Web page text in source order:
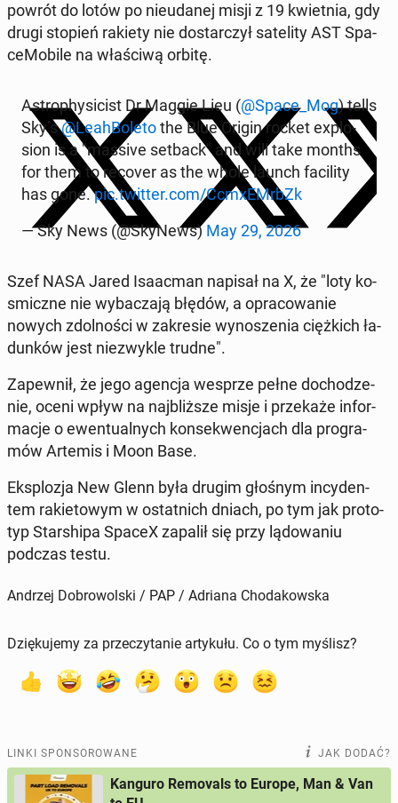
powrót do lotów po nie­uda­nej misji z 19 kwiet­nia, gdy
drugi stopień rakiety nie do­star­czył sa­te­li­ty AST Spa­
ce­Mo­bi­le na wła­ści­wą orbitę.
Astro­phy­si­cist Dr Maggie Lieu (@Space_Mog) tells
Sky’s@Le­ah­Bo­le­tothe Blue Origin rocket explo­
sion is a "massive setback" and will take months
for them to recover as the whole launch fa­ci­li­ty
has gone.pic.twitter.com/CcmxEMrbZk
— Sky News (@SkyNews)May 29, 2026
Szef NASA Jared Isa­ac­man napisał na X, że "loty ko­
smicz­ne nie wy­ba­cza­ją błędów, a opra­co­wa­nie
nowych zdol­no­ści w za­kre­sie wy­no­sze­nia cięż­kich ła­
dun­ków jest nie­zwy­kle trudne".
Za­pew­nił, że jego agencja wesprze pełne do­cho­dze­
nie, oceni wpływ na naj­bliż­sze misje i prze­ka­że in­for­
ma­cje o ewen­tu­al­nych kon­se­kwen­cjach dla pro­gra­
mów Artemis i Moon Base.
Eks­plo­zja New Glenn była drugim głośnym in­cy­den­
tem ra­kie­to­wym w ostat­nich dniach, po tym jak pro­to­
typ Star­shi­pa SpaceX zapalił się przy lą­do­wa­niu
podczas testu.
Andrzej Dobrowolski / PAP / Adriana Chodakowska
Dziękujemy za przeczytanie artykułu. Co o tym myślisz?
LINKI SPONSOROWANE JAK DODAĆ?
Kanguro Removals to Europe, Man & Van